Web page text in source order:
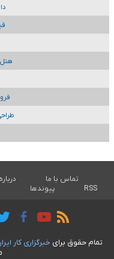
تماس با ما
RSS
پیوندها
تمام حقوق برای خبرگزاری کار